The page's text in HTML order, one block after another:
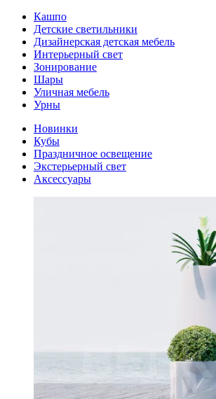
Кашпо
Детские светильники
Дизайнерская детская мебель
Интерьерный свет
Зонирование
Шары
Уличная мебель
Урны
Новинки
Кубы
Праздничное освещение
Экстерьерный свет
Аксессуары